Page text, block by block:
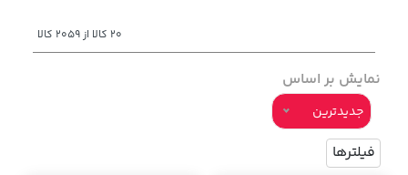
20 کالا از 2059 کالا
نمایش بر اساس
جدیدترین
فیلترها